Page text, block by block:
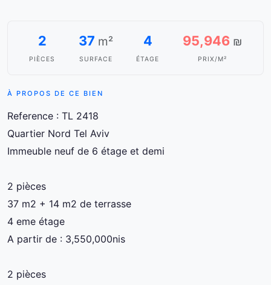
2
PIÈCES
37 m²
SURFACE
4
ÉTAGE
95,946₪
PRIX/M²
À PROPOS DE CE BIEN
Reference : TL 2418
Quartier Nord Tel Aviv
Immeuble neuf de 6 étage et demi
2 pièces
37 m2 + 14 m2 de terrasse
4 eme étage
A partir de : 3,550,000nis
2 pièces